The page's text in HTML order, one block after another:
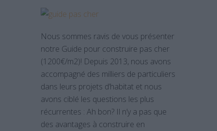
Nous sommes ravis de vous présenter
notre Guide pour construire pas cher
(1200€/m2)! Depuis 2013, nous avons
accompagné des milliers de particuliers
dans leurs projets d’habitat et nous
avons ciblé les questions les plus
récurrentes : Ah bon? Il n’y a pas que
des avantages à construire en